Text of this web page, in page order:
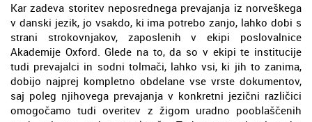
Kar zadeva storitev neposrednega prevajanja iz norveškega
v danski jezik, jo vsakdo, ki ima potrebo zanjo, lahko dobi s
strani strokovnjakov, zaposlenih v ekipi poslovalnice
Akademije Oxford. Glede na to, da so v ekipi te institucije
tudi prevajalci in sodni tolmači, lahko vsi, ki jih to zanima,
dobijo najprej kompletno obdelane vse vrste dokumentov,
saj poleg njihovega prevajanja v konkretni jezični različici
omogočamo tudi overitev z žigom uradno pooblaščenih